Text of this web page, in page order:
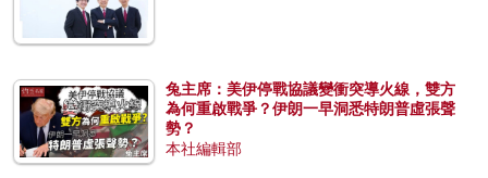
兔主席：美伊停戰協議變衝突導火線，雙方
為何重啟戰爭？伊朗一早洞悉特朗普虛張聲
勢？
本社編輯部